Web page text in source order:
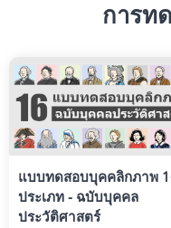
การท
แบบทดสอบบุคคลิกภาพ
ประเภท - ฉบับบุคคล
ประวัติศาสตร์